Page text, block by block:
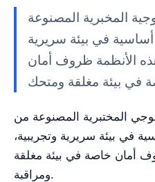
المخبرية المصنوعة
في بيئة سريرية
الأنظمة ظروف أمان
في بيئة مغلقة ومتحك
المختبرية المصنوعة من
في بيئة سريرية وتجريبية،
أمان خاصة في بيئة مغلقة
ومراقبة.